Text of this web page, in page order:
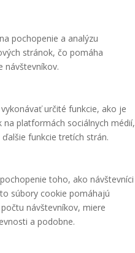
pochopenie a analýzu
stránok, čo pomáha
návštevníkov.
určité funkcie, ako je
platformách sociálnych médií,
funkcie tretích strán.
toho, ako návštevníci
súbory cookie pomáhajú
návštevníkov, miere
a podobne.